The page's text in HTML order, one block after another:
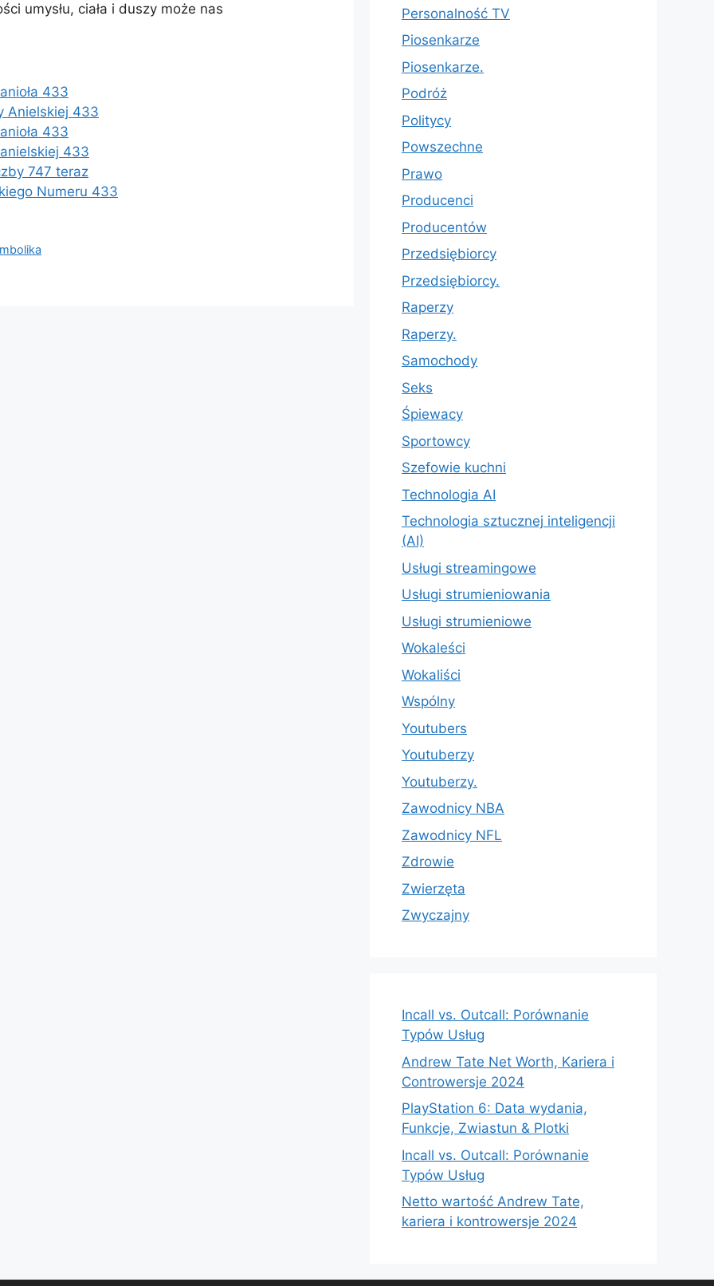
umysłu, ciała i duszy może nas
433
Anielskiej 433
433
433
747 teraz
Numeru 433
Personalność TV
Piosenkarze
Piosenkarze.
Podróż
Politycy
Powszechne
Prawo
Producenci
Producentów
Przedsiębiorcy
Przedsiębiorcy.
Raperzy
Raperzy.
Samochody
Seks
Śpiewacy
Sportowcy
Szefowie kuchni
Technologia AI
Technologia sztucznej inteligencji
(AI)
Usługi streamingowe
Usługi strumieniowania
Usługi strumieniowe
Wokaleści
Wokaliści
Wspólny
Youtubers
Youtuberzy
Youtuberzy.
Zawodnicy NBA
Zawodnicy NFL
Zdrowie
Zwierzęta
Zwyczajny
Incall vs. Outcall: Porównanie
Typów Usług
Andrew Tate Net Worth, Kariera i
Controwersje 2024
PlayStation 6: Data wydania,
Funkcje, Zwiastun & Plotki
Incall vs. Outcall: Porównanie
Typów Usług
Netto wartość Andrew Tate,
kariera i kontrowersje 2024